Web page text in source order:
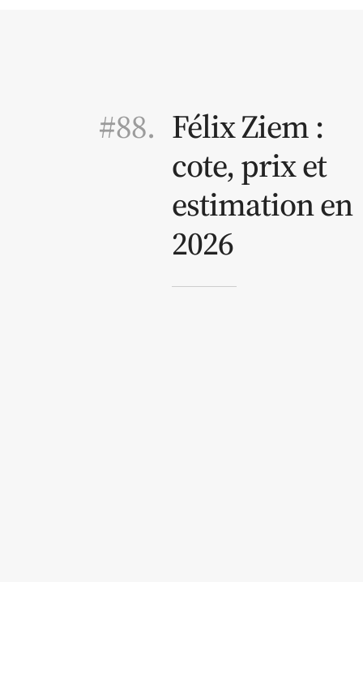
#88. Félix Ziem :
cote, prix et
estimation en
2026